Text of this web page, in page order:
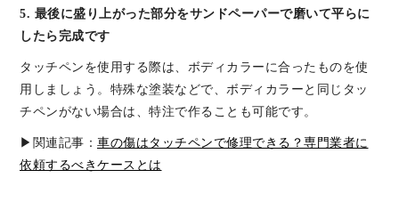
5. 最後に盛り上がった部分をサンドペーパーで磨いて平らに
したら完成です
タッチペンを使用する際は、ボディカラーに合ったものを使
用しましょう。特殊な塗装などで、ボディカラーと同じタッ
チペンがない場合は、特注で作ることも可能です。
▶関連記事： 車の傷はタッチペンで修理できる？専門業者に
依頼するべきケースとは